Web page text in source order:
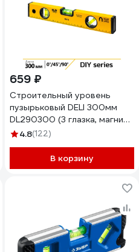
659 ₽
Строительный уровень
пузырьковый DELI 300мм
DL290300 (3 глазка, магнит,
отверстия для подвеса)
4.8(122)
В корзину